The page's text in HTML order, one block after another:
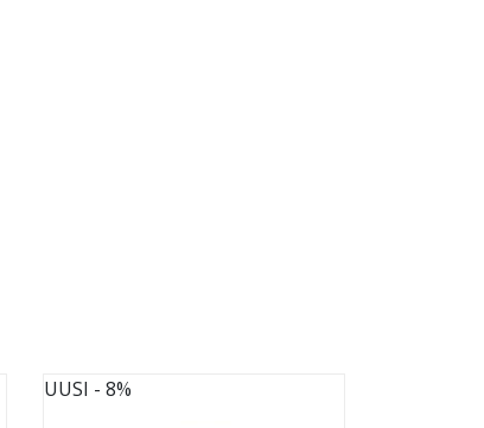
UUSI - 8%